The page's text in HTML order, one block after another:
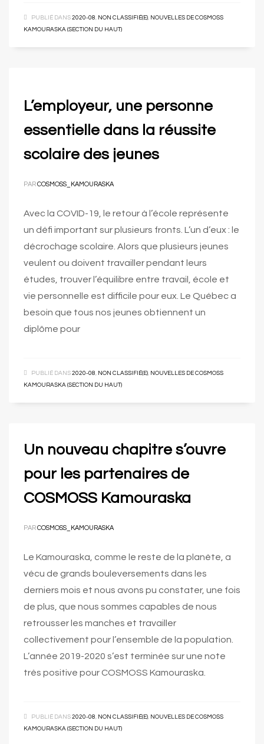
PUBLIÉ DANS 2020-08, NON CLASSIFIÉ(E), NOUVELLES DE COSMOSS
KAMOURASKA (SECTION DU HAUT)
L’employeur, une personne
essentielle dans la réussite
scolaire des jeunes
PARCOSMOSS_KAMOURASKA
Avec la COVID-19, le retour à l’école représente
un défi important sur plusieurs fronts. L’un d’eux : le
décrochage scolaire. Alors que plusieurs jeunes
veulent ou doivent travailler pendant leurs
études, trouver l’équilibre entre travail, école et
vie personnelle est difficile pour eux. Le Québec a
besoin que tous nos jeunes obtiennent un
diplôme pour
PUBLIÉ DANS 2020-08, NON CLASSIFIÉ(E), NOUVELLES DE COSMOSS
KAMOURASKA (SECTION DU HAUT)
Un nouveau chapitre s’ouvre
pour les partenaires de
COSMOSS Kamouraska
PARCOSMOSS_KAMOURASKA
Le Kamouraska, comme le reste de la planète, a
vécu de grands bouleversements dans les
derniers mois et nous avons pu constater, une fois
de plus, que nous sommes capables de nous
retrousser les manches et travailler
collectivement pour l’ensemble de la population.
L’année 2019-2020 s’est terminée sur une note
très positive pour COSMOSS Kamouraska.
PUBLIÉ DANS 2020-08, NON CLASSIFIÉ(E), NOUVELLES DE COSMOSS
KAMOURASKA (SECTION DU HAUT)